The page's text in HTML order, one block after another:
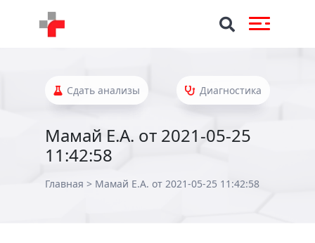
Сдать анализы Диагностика
Мамай Е.А. от 2021-05-25
11:42:58
Главная > Мамай Е.А. от 2021-05-25 11:42:58